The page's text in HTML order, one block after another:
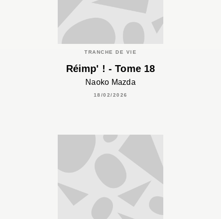
TRANCHE DE VIE
Réimp' ! - Tome 18
Naoko Mazda
18/02/2026